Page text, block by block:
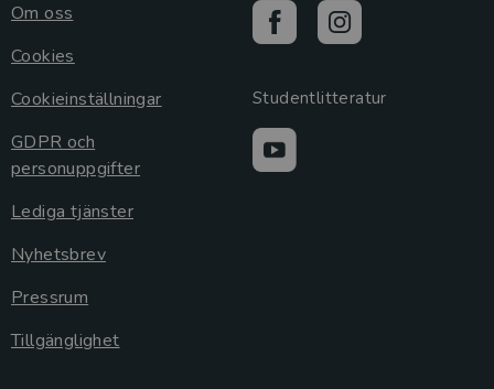
Om oss
Cookies
Cookieinställningar
GDPR och
personuppgifter
Lediga tjänster
Nyhetsbrev
Pressrum
Tillgänglighet
Studentlitteratur